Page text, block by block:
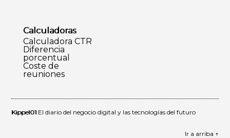
Calculadoras
Calculadora CTR
Diferencia
porcentual
Coste de
reuniones
Kippel01 El diario del negocio digital y las tecnologías del futuro
Ir a arriba ↑